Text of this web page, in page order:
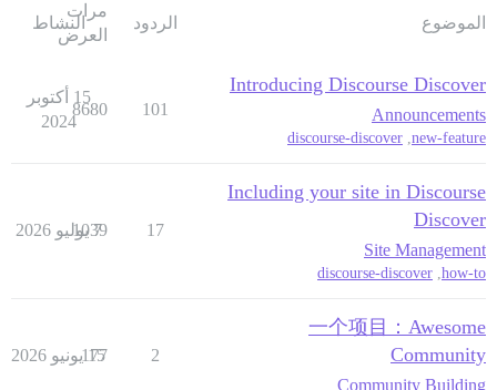
الموضوع الردود
مرات
العرض
النشاط
Introducing Discourse Discover
Announcements
new-feature
,
discourse-discover
101
8680
15 أكتوبر
2024
Including your site in Discourse
Discover
Site Management
how-to
,
discourse-discover
17
1039
7 يوليو 2026
一个项目：Awesome
Community
Community Building
2
177
15 يونيو 2026